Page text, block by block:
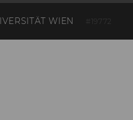
WIEN #19772
Dieses Cookie
speichert